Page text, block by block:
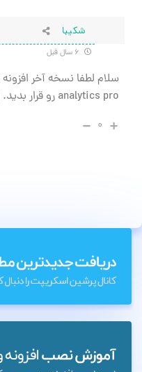
شکیبا
analytics pro رو قرار بدید. ( نسخه 1.8.8 ) سپاس
۰